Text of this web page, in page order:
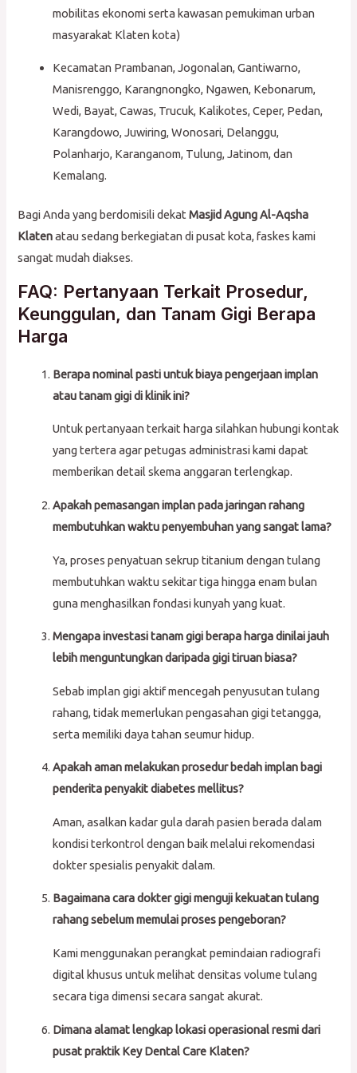
mobilitas ekonomi serta kawasan pemukiman urban
masyarakat Klaten kota)
Kecamatan Prambanan, Jogonalan, Gantiwarno,
Manisrenggo, Karangnongko, Ngawen, Kebonarum,
Wedi, Bayat, Cawas, Trucuk, Kalikotes, Ceper, Pedan,
Karangdowo, Juwiring, Wonosari, Delanggu,
Polanharjo, Karanganom, Tulung, Jatinom, dan
Kemalang.
Bagi Anda yang berdomisili dekatMasjid Agung Al-Aqsha
Klatenatau sedang berkegiatan di pusat kota, faskes kami
sangat mudah diakses.
FAQ: Pertanyaan Terkait Prosedur,
Keunggulan, dan Tanam Gigi Berapa
Harga
Berapa nominal pasti untuk biaya pengerjaan implan
atau tanam gigi di klinik ini?
Untuk pertanyaan terkait harga silahkan hubungi kontak
yang tertera agar petugas administrasi kami dapat
memberikan detail skema anggaran terlengkap.
Apakah pemasangan implan pada jaringan rahang
membutuhkan waktu penyembuhan yang sangat lama?
Ya, proses penyatuan sekrup titanium dengan tulang
membutuhkan waktu sekitar tiga hingga enam bulan
guna menghasilkan fondasi kunyah yang kuat.
Mengapa investasi tanam gigi berapa harga dinilai jauh
lebih menguntungkan daripada gigi tiruan biasa?
Sebab implan gigi aktif mencegah penyusutan tulang
rahang, tidak memerlukan pengasahan gigi tetangga,
serta memiliki daya tahan seumur hidup.
Apakah aman melakukan prosedur bedah implan bagi
penderita penyakit diabetes mellitus?
Aman, asalkan kadar gula darah pasien berada dalam
kondisi terkontrol dengan baik melalui rekomendasi
dokter spesialis penyakit dalam.
Bagaimana cara dokter gigi menguji kekuatan tulang
rahang sebelum memulai proses pengeboran?
Kami menggunakan perangkat pemindaian radiografi
digital khusus untuk melihat densitas volume tulang
secara tiga dimensi secara sangat akurat.
Dimana alamat lengkap lokasi operasional resmi dari
pusat praktik Key Dental Care Klaten?